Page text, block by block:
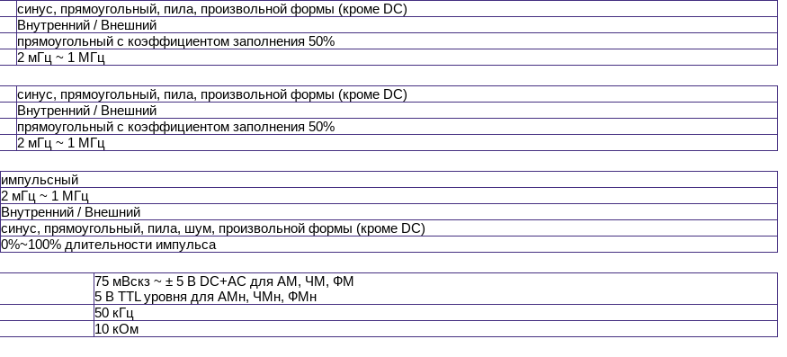
синус, прямоугольный, пила, произвольной формы (кроме DC)
Внутренний / Внешний
прямоугольный с коэффициентом заполнения 50%
2 мГц ~ 1 МГц
синус, прямоугольный, пила, произвольной формы (кроме DC)
Внутренний / Внешний
прямоугольный с коэффициентом заполнения 50%
2 мГц ~ 1 МГц
импульсный
2 мГц ~ 1 МГц
Внутренний / Внешний
синус, прямоугольный, пила, шум, произвольной формы (кроме DC)
0%~100% длительности импульса
75 мВскз ~ ± 5 В DC+AC для АМ, ЧМ, ФМ
5 В TTL уровня для АМн, ЧМн, ФМн
50 кГц
10 кОм